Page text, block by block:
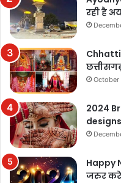
रही है
October
2024
designs
Happy
जरुर